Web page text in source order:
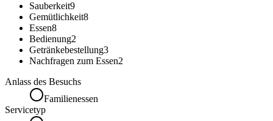
Sauberkeit9
Gemütlichkeit8
Essen8
Bedienung2
Getränkebestellung3
Nachfragen zum Essen2
Anlass des Besuchs
Familienessen
Servicetyp